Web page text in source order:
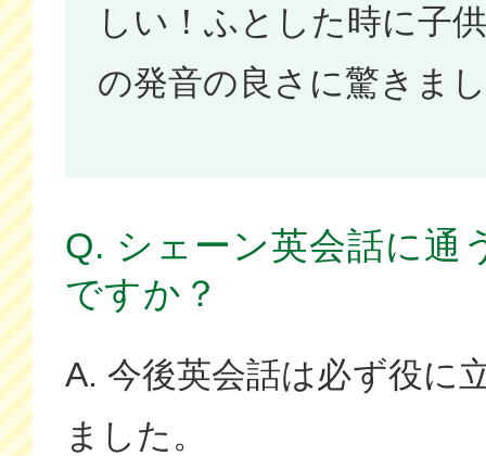
しい！ふとした時に子
の発音の良さに驚きま
Q. シェーン英会話に通
ですか？
A. 今後英会話は必ず役に
ました。